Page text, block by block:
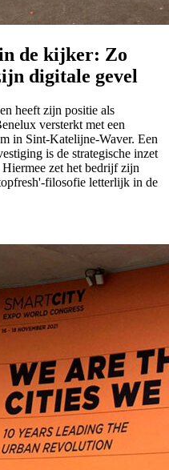
de kijker: Zo
digitale gevel
heeft zijn positie als
versterkt met een
in Sint-Katelijne-Waver. Een
is de strategische inzet
zet het bedrijf zijn
filosofie letterlijk in de